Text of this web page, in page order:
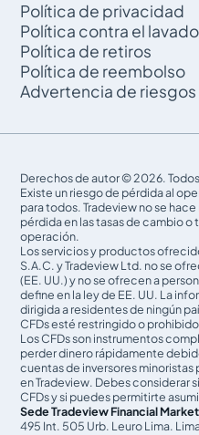
Política de privacidad
Política contra el
Política de retiros
Política de reembolso
Advertencia de riesgos
Derechos de autor © 2026.
Existe un riesgo de pérdida al
para todos. Tradeview no se
pérdida en las tasas de cambio
operación.
Los servicios y productos
S.A.C. y Tradeview Ltd. no se
(EE. UU.) y no se ofrecen a
define en la ley de EE. UU. La
dirigida a residentes de ningún
CFDs esté restringido o
Los CFDs son instrumentos
perder dinero rápidamente
cuentas de inversores minoristas
en Tradeview. Debes considerar
CFDs y si puedes permitirte
Sede Tradeview Financial
495 Int. 505 Urb. Leuro Lima.